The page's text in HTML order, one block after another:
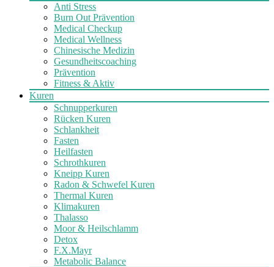
Anti Stress
Burn Out Prävention
Medical Checkup
Medical Wellness
Chinesische Medizin
Gesundheitscoaching
Prävention
Fitness & Aktiv
Kuren
Schnupperkuren
Rücken Kuren
Schlankheit
Fasten
Heilfasten
Schrothkuren
Kneipp Kuren
Radon & Schwefel Kuren
Thermal Kuren
Klimakuren
Thalasso
Moor & Heilschlamm
Detox
F.X.Mayr
Metabolic Balance